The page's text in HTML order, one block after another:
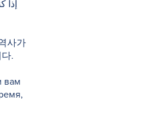
사가
.
вам